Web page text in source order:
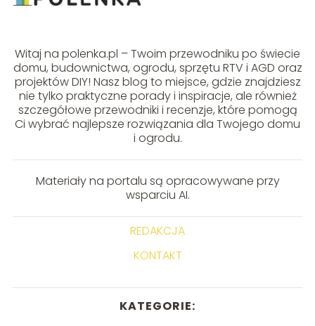
Witaj na polenka.pl – Twoim przewodniku po świecie
domu, budownictwa, ogrodu, sprzętu RTV i AGD oraz
projektów DIY! Nasz blog to miejsce, gdzie znajdziesz
nie tylko praktyczne porady i inspiracje, ale również
szczegółowe przewodniki i recenzje, które pomogą
Ci wybrać najlepsze rozwiązania dla Twojego domu
i ogrodu.
Materiały na portalu są opracowywane przy
wsparciu AI.
REDAKCJA
KONTAKT
KATEGORIE: